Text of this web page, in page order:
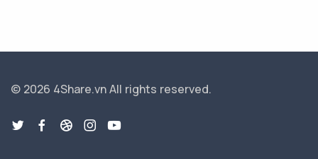
© 2026 4Share.vnAll rights reserved.